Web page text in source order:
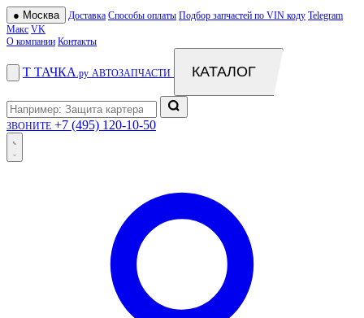
● Москва Доставка Способы оплаты Подбор запчастей по VIN коду Telegram
Макс VK
О компании Контакты
Т ТАЧКА .ру АВТОЗАПЧАСТИ КАТАЛОГ
ЗВОНИТЕ +7 (495) 120-10-50